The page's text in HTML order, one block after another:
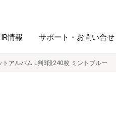
情報 サポート・お問い合せ
トアルバム L判3段240枚 ミントブルー